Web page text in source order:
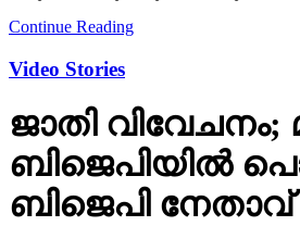
Continue Reading
Video Stories
ജാതി വിവേചനം;
ബിജെപിയില്‍
ബിജെപി നേതാവ്